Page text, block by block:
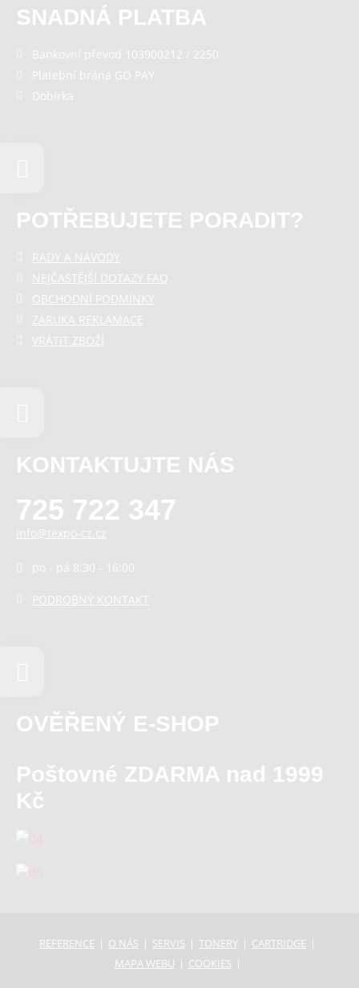
SNADNÁ PLATBA
Bankovní převod 103900212 / 2250
Platební brána GO PAY
Dobírka
POTŘEBUJETE PORADIT?
RADY A NÁVODY
NEJČASTĚJŠÍ DOTAZY FAQ
OBCHODNÍ PODMÍNKY
ZÁRUKA REKLAMACE
VRÁTIT ZBOŽÍ
KONTAKTUJTE NÁS
725 722 347
info@texpo-cz.cz
po - pá 8:30 - 16:00
PODROBNÝ KONTAKT
OVĚŘENÝ E-SHOP
Poštovné ZDARMA nad 1999
Kč
REFERENCE O NÁS SERVIS TONERY
CARTRIDGE
MAPA WEBU
COOKIES